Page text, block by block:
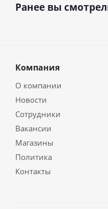
Ранее вы
Компания
О компании
Новости
Сотрудники
Вакансии
Магазины
Политика
Контакты